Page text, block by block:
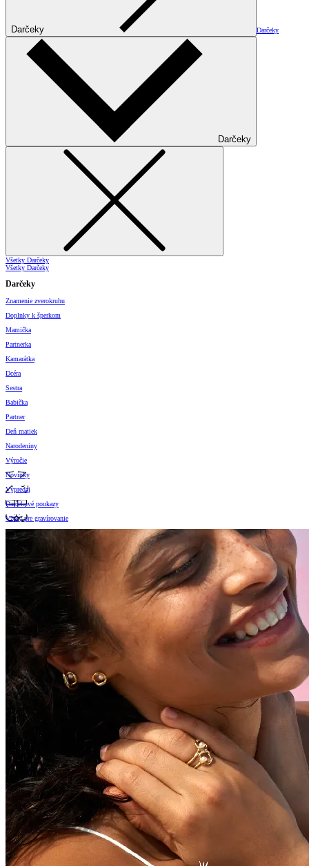
Darčeky Darčeky
Darčeky
Všetky Darčeky
Všetky Darčeky
Darčeky
Znamenie zverokruhu
Doplnky k šperkom
Mamička
Partnerka
Kamarátka
Dcéra
Sestra
Babička
Partner
Deň matiek
Narodeniny
Výročie
Novinky
Výpredaj
Darčekové poukazy
Vzory pre gravírovanie